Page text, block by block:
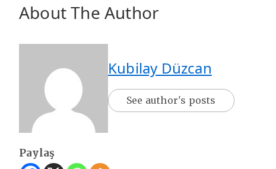
About The Author
Kubilay Düzcan
See author's posts
Paylaş